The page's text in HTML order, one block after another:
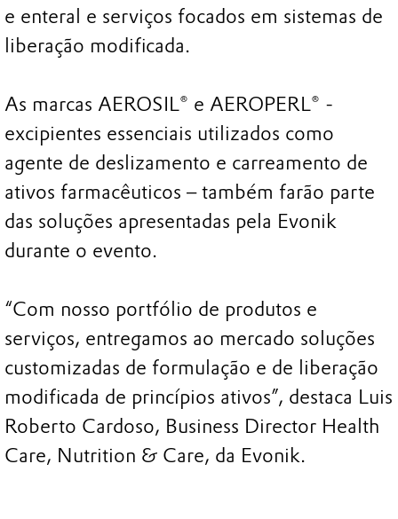
e enteral e serviços focados em sistemas de
liberação modificada.
As marcas AEROSIL® e AEROPERL® -
excipientes essenciais utilizados como
agente de deslizamento e carreamento de
ativos farmacêuticos – também farão parte
das soluções apresentadas pela Evonik
durante o evento.
“Com nosso portfólio de produtos e
serviços, entregamos ao mercado soluções
customizadas de formulação e de liberação
modificada de princípios ativos”, destaca Luis
Roberto Cardoso, Business Director Health
Care, Nutrition & Care, da Evonik.